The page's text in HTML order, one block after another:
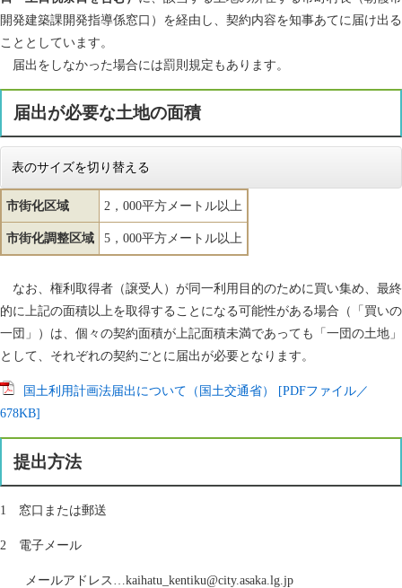
開発建築課開発指導係窓口）を経由し、契約内容を知事あてに届け出る
こととしています。
届出をしなかった場合には罰則規定もあります。
届出が必要な土地の面積
表のサイズを切り替える
市街化区域 2，000平方メートル以上
市街化調整区域 5，000平方メートル以上
なお、権利取得者（譲受人）が同一利用目的のために買い集め、最終
的に上記の面積以上を取得することになる可能性がある場合（「買いの
一団」）は、個々の契約面積が上記面積未満であっても「一団の土地」
として、それぞれの契約ごとに届出が必要となります。
国土利用計画法届出について（国土交通省） [PDFファイル／
678KB]
提出方法
1 窓口または郵送
2 電子メール
メールアドレス…kaihatu_kentiku@city.asaka.lg.jp